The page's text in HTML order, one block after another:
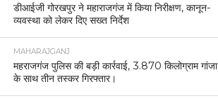
डीआईजी गोरखपुर ने महाराजगंज में किया निरीक्षण, कानून-
व्यवस्था को लेकर दिए सख्त निर्देश
MAHARAJGANJ
महराजगंज पुलिस की बड़ी कार्रवाई, 3.870 किलोग्राम गांजा
के साथ तीन तस्कर गिरफ्तार।